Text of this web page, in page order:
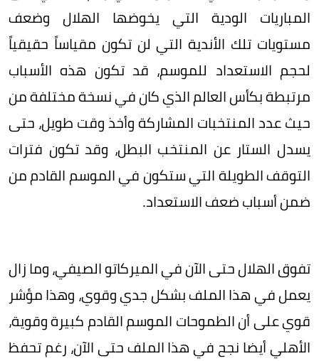
المباريات الودية التي يخوضها الهلال وضعف
مستويات تلك الأندية التي لن تكون مقياساً حقيقياً
لحجم الاستعداد للموسم، قد تكون هذه الأسباب
مرتبطة بكأس العالم الذي كان في نسخة مختلفة من
حيث عدد المنتخبات المشاركة وأخذ وقت طويل، حتى
يسدل الستار عن المنتخب البطل، وقد تكون فترات
التوقف الطويلة التي ستكون في الموسم القادم من
ضمن أسباب ضعف الاستعداد.
تفوق الهلال حتى الآن في الميركاتو الصيفي، وما زال
يعمل في هذا الملف بشكل جدي وقوي، وهذا مؤشر
قوي على أن الطموحات الموسم القادم كبيرة وقوية،
الأهلي أيضا نجح في هذا الملف حتى الآن، رغم تحفظ